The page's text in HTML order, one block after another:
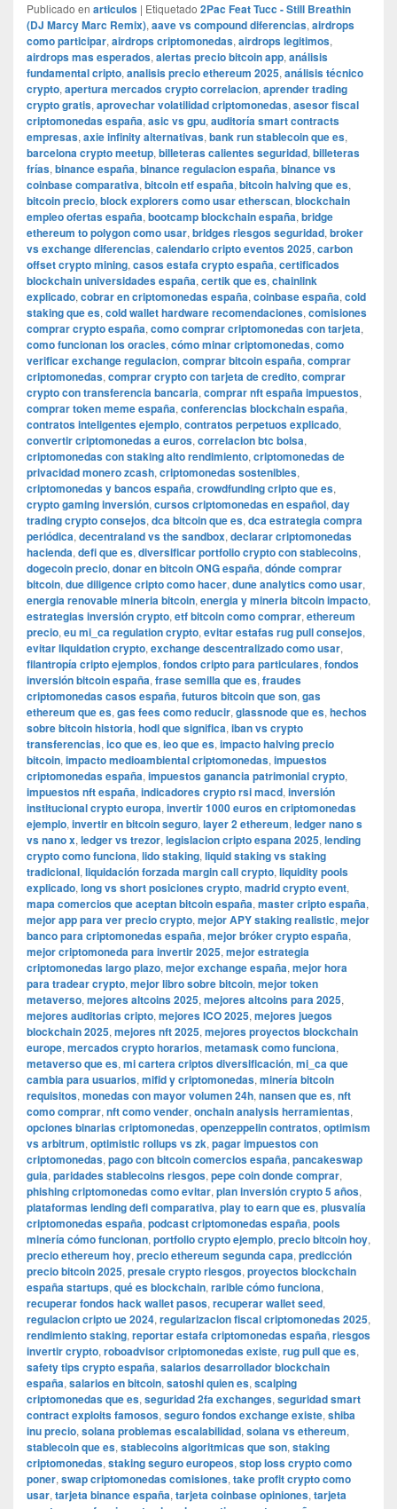
Publicado en articulos | Etiquetado 2Pac Feat Tucc - Still Breathin
(DJ Marcy Marc Remix), aave vs compound diferencias, airdrops
como participar, airdrops criptomonedas, airdrops legitimos,
airdrops mas esperados, alertas precio bitcoin app, análisis
fundamental cripto, analisis precio ethereum 2025, análisis técnico
crypto, apertura mercados crypto correlacion, aprender trading
crypto gratis, aprovechar volatilidad criptomonedas, asesor fiscal
criptomonedas españa, asic vs gpu, auditoría smart contracts
empresas, axie infinity alternativas, bank run stablecoin que es,
barcelona crypto meetup, billeteras calientes seguridad, billeteras
frías, binance españa, binance regulacion españa, binance vs
coinbase comparativa, bitcoin etf españa, bitcoin halving que es,
bitcoin precio, block explorers como usar etherscan, blockchain
empleo ofertas españa, bootcamp blockchain españa, bridge
ethereum to polygon como usar, bridges riesgos seguridad, broker
vs exchange diferencias, calendario cripto eventos 2025, carbon
offset crypto mining, casos estafa crypto españa, certificados
blockchain universidades españa, certik que es, chainlink
explicado, cobrar en criptomonedas españa, coinbase españa, cold
staking que es, cold wallet hardware recomendaciones, comisiones
comprar crypto españa, como comprar criptomonedas con tarjeta,
como funcionan los oracles, cómo minar criptomonedas, como
verificar exchange regulacion, comprar bitcoin españa, comprar
criptomonedas, comprar crypto con tarjeta de credito, comprar
crypto con transferencia bancaria, comprar nft españa impuestos,
comprar token meme españa, conferencias blockchain españa,
contratos inteligentes ejemplo, contratos perpetuos explicado,
convertir criptomonedas a euros, correlacion btc bolsa,
criptomonedas con staking alto rendimiento, criptomonedas de
privacidad monero zcash, criptomonedas sostenibles,
criptomonedas y bancos españa, crowdfunding cripto que es,
crypto gaming inversión, cursos criptomonedas en español, day
trading crypto consejos, dca bitcoin que es, dca estrategia compra
periódica, decentraland vs the sandbox, declarar criptomonedas
hacienda, defi que es, diversificar portfolio crypto con stablecoins,
dogecoin precio, donar en bitcoin ONG españa, dónde comprar
bitcoin, due diligence cripto como hacer, dune analytics como usar,
energia renovable mineria bitcoin, energia y mineria bitcoin impacto,
estrategias inversión crypto, etf bitcoin como comprar, ethereum
precio, eu mi_ca regulation crypto, evitar estafas rug pull consejos,
evitar liquidation crypto, exchange descentralizado como usar,
filantropía cripto ejemplos, fondos cripto para particulares, fondos
inversión bitcoin españa, frase semilla que es, fraudes
criptomonedas casos españa, futuros bitcoin que son, gas
ethereum que es, gas fees como reducir, glassnode que es, hechos
sobre bitcoin historia, hodl que significa, iban vs crypto
transferencias, ico que es, ieo que es, impacto halving precio
bitcoin, impacto medioambiental criptomonedas, impuestos
criptomonedas españa, impuestos ganancia patrimonial crypto,
impuestos nft españa, indicadores crypto rsi macd, inversión
institucional crypto europa, invertir 1000 euros en criptomonedas
ejemplo, invertir en bitcoin seguro, layer 2 ethereum, ledger nano s
vs nano x, ledger vs trezor, legislacion cripto espana 2025, lending
crypto como funciona, lido staking, liquid staking vs staking
tradicional, liquidación forzada margin call crypto, liquidity pools
explicado, long vs short posiciones crypto, madrid crypto event,
mapa comercios que aceptan bitcoin españa, master cripto españa,
mejor app para ver precio crypto, mejor APY staking realistic, mejor
banco para criptomonedas españa, mejor bróker crypto españa,
mejor criptomoneda para invertir 2025, mejor estrategia
criptomonedas largo plazo, mejor exchange españa, mejor hora
para tradear crypto, mejor libro sobre bitcoin, mejor token
metaverso, mejores altcoins 2025, mejores altcoins para 2025,
mejores auditorias cripto, mejores ICO 2025, mejores juegos
blockchain 2025, mejores nft 2025, mejores proyectos blockchain
europe, mercados crypto horarios, metamask como funciona,
metaverso que es, mi cartera criptos diversificación, mi_ca que
cambia para usuarios, mifid y criptomonedas, minería bitcoin
requisitos, monedas con mayor volumen 24h, nansen que es, nft
como comprar, nft como vender, onchain analysis herramientas,
opciones binarias criptomonedas, openzeppelin contratos, optimism
vs arbitrum, optimistic rollups vs zk, pagar impuestos con
criptomonedas, pago con bitcoin comercios españa, pancakeswap
guia, paridades stablecoins riesgos, pepe coin donde comprar,
phishing criptomonedas como evitar, plan inversión crypto 5 años,
plataformas lending defi comparativa, play to earn que es, plusvalía
criptomonedas españa, podcast criptomonedas españa, pools
minería cómo funcionan, portfolio crypto ejemplo, precio bitcoin hoy,
precio ethereum hoy, precio ethereum segunda capa, predicción
precio bitcoin 2025, presale crypto riesgos, proyectos blockchain
españa startups, qué es blockchain, rarible cómo funciona,
recuperar fondos hack wallet pasos, recuperar wallet seed,
regulacion cripto ue 2024, regularizacion fiscal criptomonedas 2025,
rendimiento staking, reportar estafa criptomonedas españa, riesgos
invertir crypto, roboadvisor criptomonedas existe, rug pull que es,
safety tips crypto españa, salarios desarrollador blockchain
españa, salarios en bitcoin, satoshi quien es, scalping
criptomonedas que es, seguridad 2fa exchanges, seguridad smart
contract exploits famosos, seguro fondos exchange existe, shiba
inu precio, solana problemas escalabilidad, solana vs ethereum,
stablecoin que es, stablecoins algoritmicas que son, staking
criptomonedas, staking seguro europeos, stop loss crypto como
poner, swap criptomonedas comisiones, take profit crypto como
usar, tarjeta binance españa, tarjeta coinbase opiniones, tarjeta